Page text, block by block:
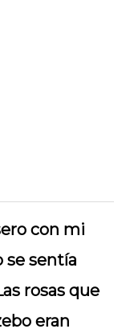
con mi
se sentía
rosas que
eran